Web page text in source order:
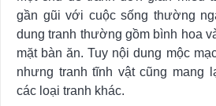
gần gũi với cuộc sống thường
dung tranh thường gồm bình hoa
mặt bàn ăn. Tuy nội dung mộc
nhưng tranh tĩnh vật cũng mang
các loại tranh khác.